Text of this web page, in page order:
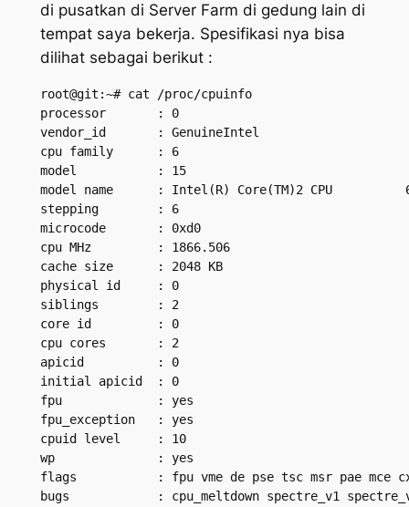
di pusatkan di Server Farm di gedung lain di
tempat saya bekerja. Spesifikasi nya bisa
dilihat sebagai berikut :
root@git:~# cat /proc/cpuinfo
processor       : 0
vendor_id       : GenuineIntel
cpu family      : 6
model           : 15
model name      : Intel(R) Core(TM)2 CPU
stepping        : 6
microcode       : 0xd0
cpu MHz         : 1866.506
cache size      : 2048 KB
physical id     : 0
siblings        : 2
core id         : 0
cpu cores       : 2
apicid          : 0
initial apicid  : 0
fpu             : yes
fpu_exception   : yes
cpuid level     : 10
wp              : yes
flags           : fpu vme de pse tsc msr pae mce cx8
bugs            : cpu_meltdown spectre_v1